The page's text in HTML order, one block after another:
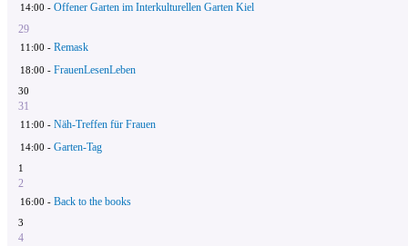
14:00 - Offener Garten im Interkulturellen Garten Kiel
29
11:00 - Remask
18:00 - FrauenLesenLeben
30
31
11:00 - Näh-Treffen für Frauen
14:00 - Garten-Tag
1
2
16:00 - Back to the books
3
4